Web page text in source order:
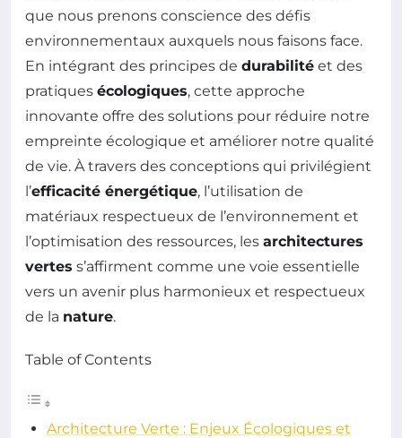
que nous prenons conscience des défis
environnementaux auxquels nous faisons face.
En intégrant des principes de durabilité et des
pratiques écologiques, cette approche
innovante offre des solutions pour réduire notre
empreinte écologique et améliorer notre qualité
de vie. À travers des conceptions qui privilégient
l’efficacité énergétique, l’utilisation de
matériaux respectueux de l’environnement et
l’optimisation des ressources, les architectures
vertes s’affirment comme une voie essentielle
vers un avenir plus harmonieux et respectueux
de la nature.
Table of Contents
Architecture Verte : Enjeux Écologiques et